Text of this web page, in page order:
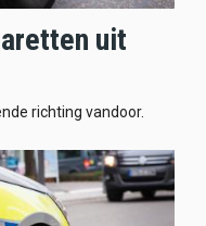
uit
richting vandoor.